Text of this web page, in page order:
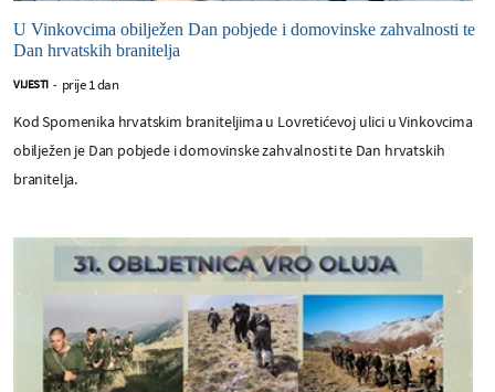
U Vinkovcima obilježen Dan pobjede i domovinske zahvalnosti te
Dan hrvatskih branitelja
VIJESTI - prije 1 dan
Kod Spomenika hrvatskim braniteljima u Lovretićevoj ulici u Vinkovcima
obilježen je Dan pobjede i domovinske zahvalnosti te Dan hrvatskih
branitelja.